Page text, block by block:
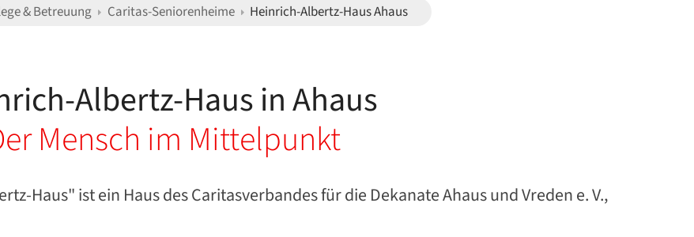
& Betreuung Caritas-Seniorenheime Heinrich-Albertz-Haus Ahaus
Albertz-Haus in Ahaus
Mensch im Mittelpunkt
Haus" ist ein Haus des Caritasverbandes für die Dekanate Ahaus und Vreden e. V.,